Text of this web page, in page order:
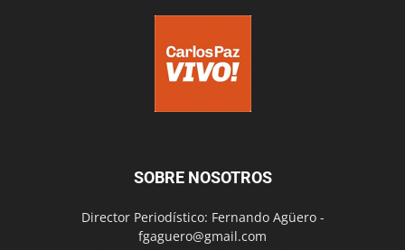
SOBRE NOSOTROS
Director Periodístico: Fernando Agüero -
fgaguero@gmail.com